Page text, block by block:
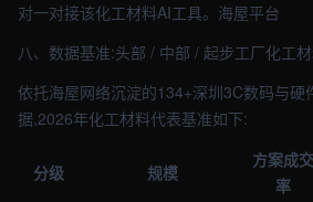
对一对接该化工材料AI工具。海屋平台
八、数据基准:头部 / 中部 / 起步工厂化工
依托海屋网络沉淀的134+深圳3C数码与硬
据,2026年化工材料代表基准如下:
分级 规模
方案成交
率